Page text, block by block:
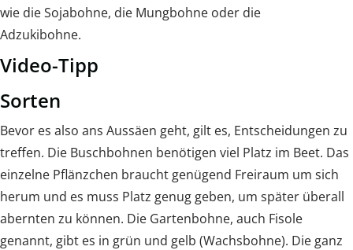
wie die Sojabohne, die Mungbohne oder die
Adzukibohne.
Video-Tipp
Sorten
Bevor es also ans Aussäen geht, gilt es, Entscheidungen zu
treffen. Die Buschbohnen benötigen viel Platz im Beet. Das
einzelne Pflänzchen braucht genügend Freiraum um sich
herum und es muss Platz genug geben, um später überall
abernten zu können. Die Gartenbohne, auch Fisole
genannt, gibt es in grün und gelb (Wachsbohne). Die ganz